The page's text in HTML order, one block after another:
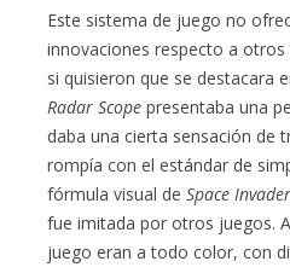
Este sistema de juego no
innovaciones respecto a
si quisieron que se destacara
Radar Scope presentaba una
daba una cierta sensación de
rompía con el estándar de
fórmula visual deSpace
fue imitada por otros juegos.
juego eran a todo color, con